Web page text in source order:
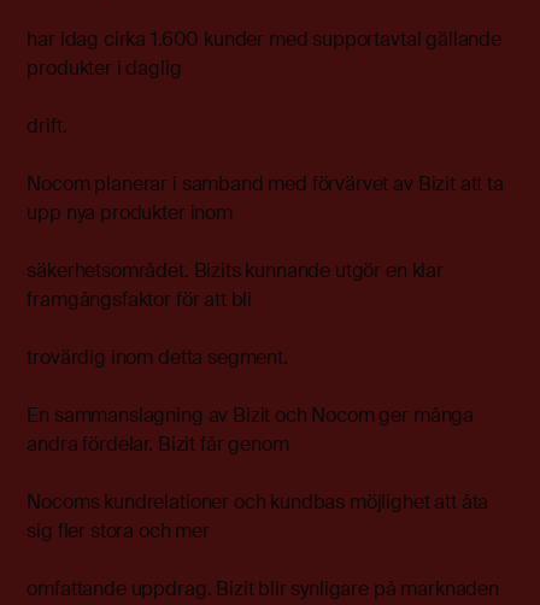
har idag cirka 1.600 kunder med supportavtal gällande
produkter i daglig
drift.
Nocom planerar i samband med förvärvet av Bizit att ta
upp nya produkter inom
säkerhetsområdet. Bizits kunnande utgör en klar
framgångsfaktor för att bli
trovärdig inom detta segment.
En sammanslagning av Bizit och Nocom ger många
andra fördelar. Bizit får genom
Nocoms kundrelationer och kundbas möjlighet att åta
sig fler stora och mer
omfattande uppdrag. Bizit blir synligare på marknaden